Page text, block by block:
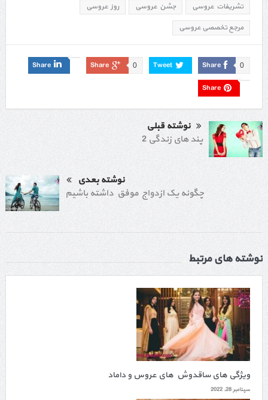
تشریفات عروسی
جشن عروسی
روز عروسی
مرجع تخصصی عروسی
Share 0
Tweet
Share 0
Share
Share
نوشته قبلی
پند های زندگی 2
نوشته بعدی
چگونه یک ازدواج موفق داشته باشیم
نوشته های مرتبط
ویژگی های ساقدوش های عروس و داماد
سپتامبر 28, 2022